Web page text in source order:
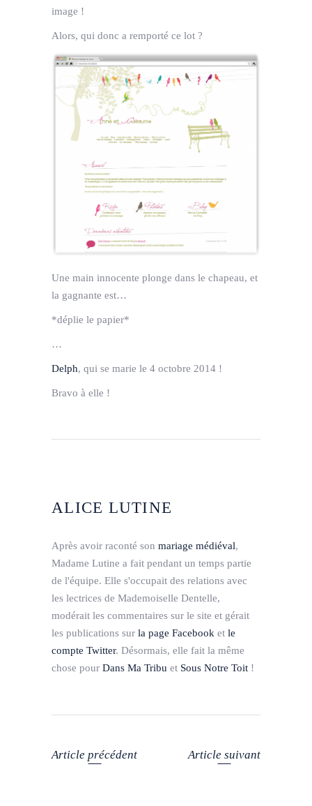
image !
Alors, qui donc a remporté ce lot ?
Une main innocente plonge dans le chapeau, et
la gagnante est…
*déplie le papier*
…
Delph, qui se marie le 4 octobre 2014 !
Bravo à elle !
ALICE LUTINE
Après avoir raconté son mariage médiéval,
Madame Lutine a fait pendant un temps partie
de l'équipe. Elle s'occupait des relations avec
les lectrices de Mademoiselle Dentelle,
modérait les commentaires sur le site et gérait
les publications sur la page Facebook et le
compte Twitter. Désormais, elle fait la même
chose pour Dans Ma Tribu et Sous Notre Toit !
Article précédent Article suivant